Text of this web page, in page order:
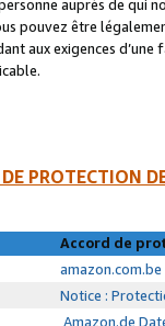
auprès de qui
pouvez être
aux exigences
PROTECTION
Accord de
Notice :
Amazon.de